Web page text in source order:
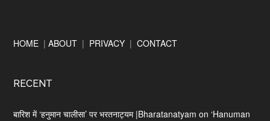
Footer
HOME |ABOUT | PRIVACY |CONTACT
RECENT
बारिश में ‘हनुमान चालीसा’ पर भरतनाट्यम |Bharatanatyam on ‘Hanuman